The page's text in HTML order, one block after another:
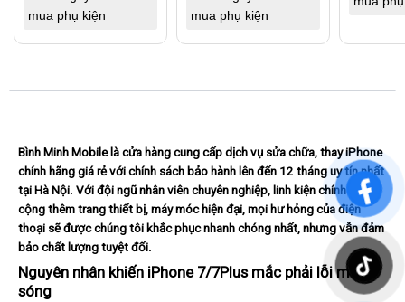
mua phụ kiện
mua phụ kiện
Bình Minh Mobilelà cửa hàng cung cấp dịch vụ sửa chữa, thay iPhone
chính hãng giá rẻ với chính sách bảo hành lên đến 12 tháng uy tín nhất
tại Hà Nội. Với đội ngũ nhân viên chuyên nghiệp, linh kiện chính hãng,
cộng thêm trang thiết bị, máy móc hiện đại, mọi hư hỏng của điện
thoại sẽ được chúng tôi khắc phục nhanh chóng nhất, nhưng vẫn đảm
bảo chất lượng tuyệt đối.
Nguyên nhân khiến iPhone 7/7Plus mắc phải lỗi mất
sóng